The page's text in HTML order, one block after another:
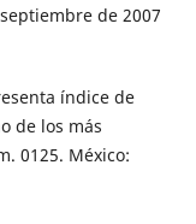
de 2007
índice de
de los más
0125. México: